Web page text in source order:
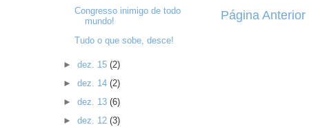
Página Anterior
Congresso inimigo de todo
mundo!
Tudo o que sobe, desce!
► dez. 15 (2)
► dez. 14 (2)
► dez. 13 (6)
► dez. 12 (3)